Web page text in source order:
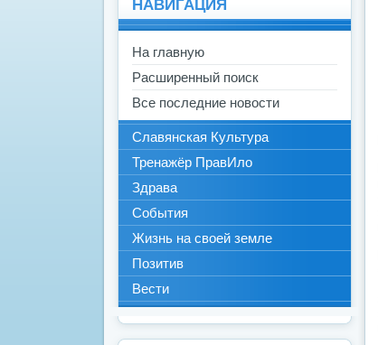
НАВИГАЦИЯ
На главную
Расширенный поиск
Все последние новости
Славянская Культура
Тренажёр ПравИло
Здрава
События
Жизнь на своей земле
Позитив
Вести